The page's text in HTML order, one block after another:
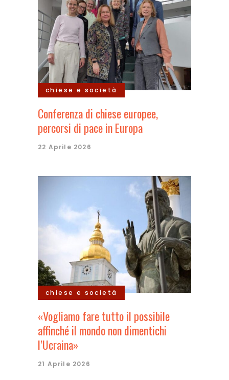
chiese e società
Conferenza di chiese europee,
percorsi di pace in Europa
22 Aprile 2026
chiese e società
«Vogliamo fare tutto il possibile
affinché il mondo non dimentichi
l’Ucraina»
21 Aprile 2026